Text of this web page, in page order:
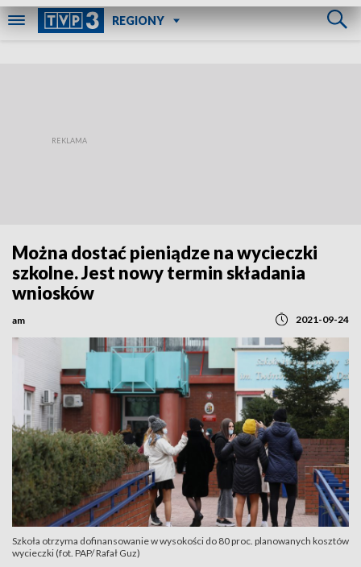
REGIONY
Można dostać pieniądze na wycieczki
szkolne. Jest nowy termin składania
wniosków
am 2021-09-24
Szkoła otrzyma dofinansowanie w wysokości do 80 proc. planowanych kosztów
wycieczki (fot. PAP/ Rafał Guz)